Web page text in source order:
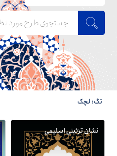
تگ: لچک
نشان تزئینی اسلیمی